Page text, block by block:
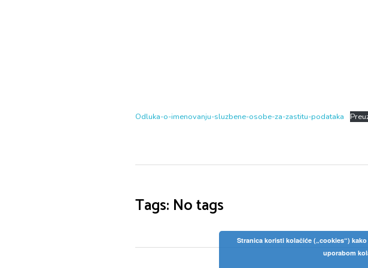
Odluka-o-imenovanju-sluzbene-osobe-za-zastitu-podataka
Tags: No tags
Stranica koristi kolačiće („cookies“)
uporabom